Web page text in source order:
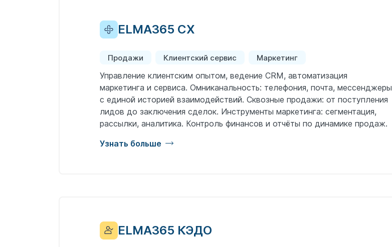
ELMA365 CX
Продажи Клиентский сервис Маркетинг
Управление клиентским опытом, ведение CRM, автоматизация
маркетинга и сервиса. Омниканальность: телефония, почта, мессенджеры
с единой историей взаимодействий. Сквозные продажи: от поступления
лидов до заключения сделок. Инструменты маркетинга: сегментация,
рассылки, аналитика. Контроль финансов и отчёты по динамике продаж.
Узнать больше
ELMA365 КЭДО